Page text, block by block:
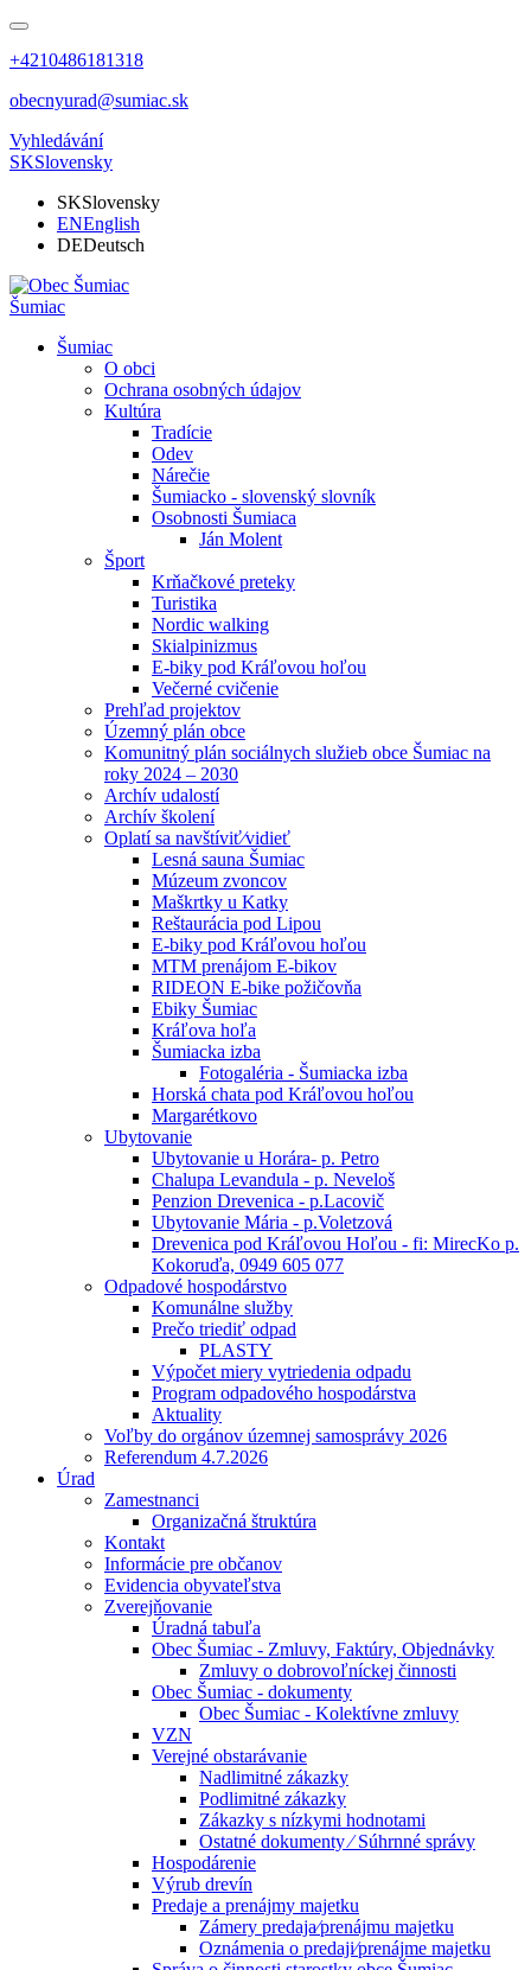
+4210486181318
obecnyurad@sumiac.sk
Vyhledávání
SKSlovensky
SKSlovensky
ENEnglish
DEDeutsch
Šumiac
Šumiac
O obci
Ochrana osobných údajov
Kultúra
Tradície
Odev
Nárečie
Šumiacko - slovenský slovník
Osobnosti Šumiaca
Ján Molent
Šport
Krňačkové preteky
Turistika
Nordic walking
Skialpinizmus
E-biky pod Kráľovou hoľou
Večerné cvičenie
Prehľad projektov
Územný plán obce
Komunitný plán sociálnych služieb obce Šumiac na
roky 2024 – 2030
Archív udalostí
Archív školení
Oplatí sa navštíviť⁄vidieť
Lesná sauna Šumiac
Múzeum zvoncov
Maškrtky u Katky
Reštaurácia pod Lipou
E-biky pod Kráľovou hoľou
MTM prenájom E-bikov
RIDEON E-bike požičovňa
Ebiky Šumiac
Kráľova hoľa
Šumiacka izba
Fotogaléria - Šumiacka izba
Horská chata pod Kráľovou hoľou
Margarétkovo
Ubytovanie
Ubytovanie u Horára- p. Petro
Chalupa Levandula - p. Neveloš
Penzion Drevenica - p.Lacovič
Ubytovanie Mária - p.Voletzová
Drevenica pod Kráľovou Hoľou - fi: MirecKo p.
Kokoruďa, 0949 605 077
Odpadové hospodárstvo
Komunálne služby
Prečo triediť odpad
PLASTY
Výpočet miery vytriedenia odpadu
Program odpadového hospodárstva
Aktuality
Voľby do orgánov územnej samosprávy 2026
Referendum 4.7.2026
Úrad
Zamestnanci
Organizačná štruktúra
Kontakt
Informácie pre občanov
Evidencia obyvateľstva
Zverejňovanie
Úradná tabuľa
Obec Šumiac - Zmluvy, Faktúry, Objednávky
Zmluvy o dobrovoľníckej činnosti
Obec Šumiac - dokumenty
Obec Šumiac - Kolektívne zmluvy
VZN
Verejné obstarávanie
Nadlimitné zákazky
Podlimitné zákazky
Zákazky s nízkymi hodnotami
Ostatné dokumenty ⁄ Súhrnné správy
Hospodárenie
Výrub drevín
Predaje a prenájmy majetku
Zámery predaja⁄prenájmu majetku
Oznámenia o predaji⁄prenájme majetku